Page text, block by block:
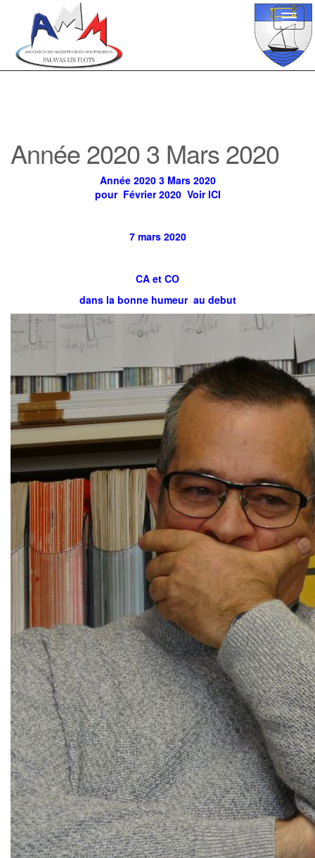
Année 2020 3 Mars 2020
Année 2020 3 Mars 2020
pour Février 2020 Voir ICI
7 mars 2020
CA et CO
dans la bonne humeur au debut